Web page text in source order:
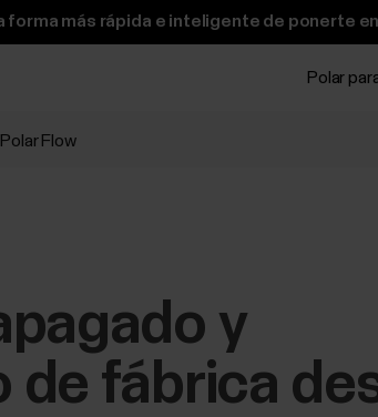
forma más rápida e inteligente de ponerte
Polar
Flow
y
fábrica